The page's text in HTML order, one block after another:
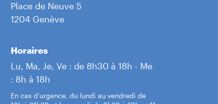
Place de Neuve 5
1204 Genève
Horaires
Lu, Ma, Je, Ve : de 8h30 à 18h - Me
: 8h à 18h
En cas d’urgence, du lundi au vendredi de